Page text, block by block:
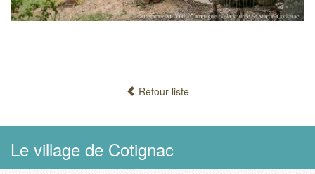
Retour liste
Le village de Cotignac